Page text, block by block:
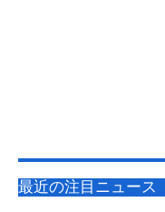
最近の注目ニュース